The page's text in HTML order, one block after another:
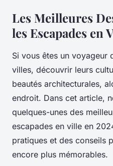
Les Meilleures
les Escapades en
Si vous êtes un voyageur
villes, découvrir leurs
beautés architecturales,
endroit. Dans cet article,
quelques-unes des
escapades en ville en
pratiques et des conseils
encore plus mémorables.